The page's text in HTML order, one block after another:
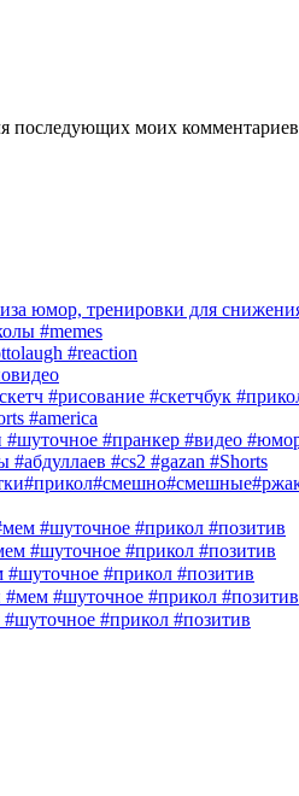
последующих моих
юмор, тренировки для
#memes
#reaction
#рисование #скетчбук
#america
#пранкер #видео
#cs2 #gazan #Shorts
#шуточное #прикол #позитив
#шуточное #прикол #позитив
#прикол #позитив
#шуточное #прикол #позитив
#прикол #позитив